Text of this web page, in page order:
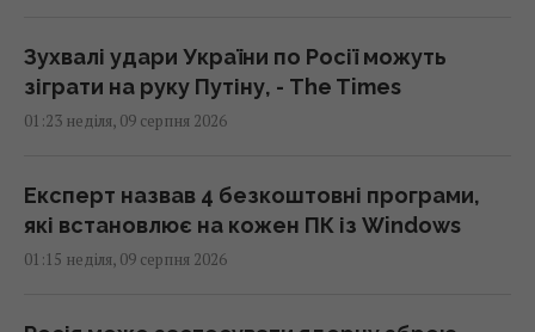
Зухвалі удари України по Росії можуть
зіграти на руку Путіну, - The Times
01:23 неділя, 09 серпня 2026
Експерт назвав 4 безкоштовні програми,
які встановлює на кожен ПК із Windows
01:15 неділя, 09 серпня 2026